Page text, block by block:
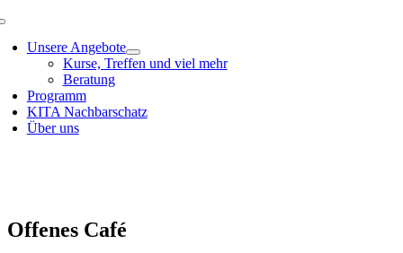
Unsere Angebote
Kurse, Treffen und viel mehr
Beratung
Programm
KITA Nachbarschatz
Über uns
Offenes Café